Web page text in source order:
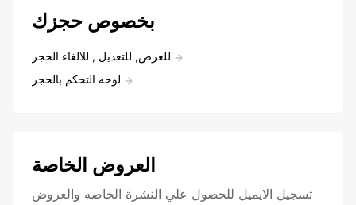
بخصوص حجزك
للعرض, للتعديل , للالغاء الحجز
لوحه التحكم بالحجز
العروض الخاصة
تسجيل الايميل للحصول علي النشرة الخاصه والعروض